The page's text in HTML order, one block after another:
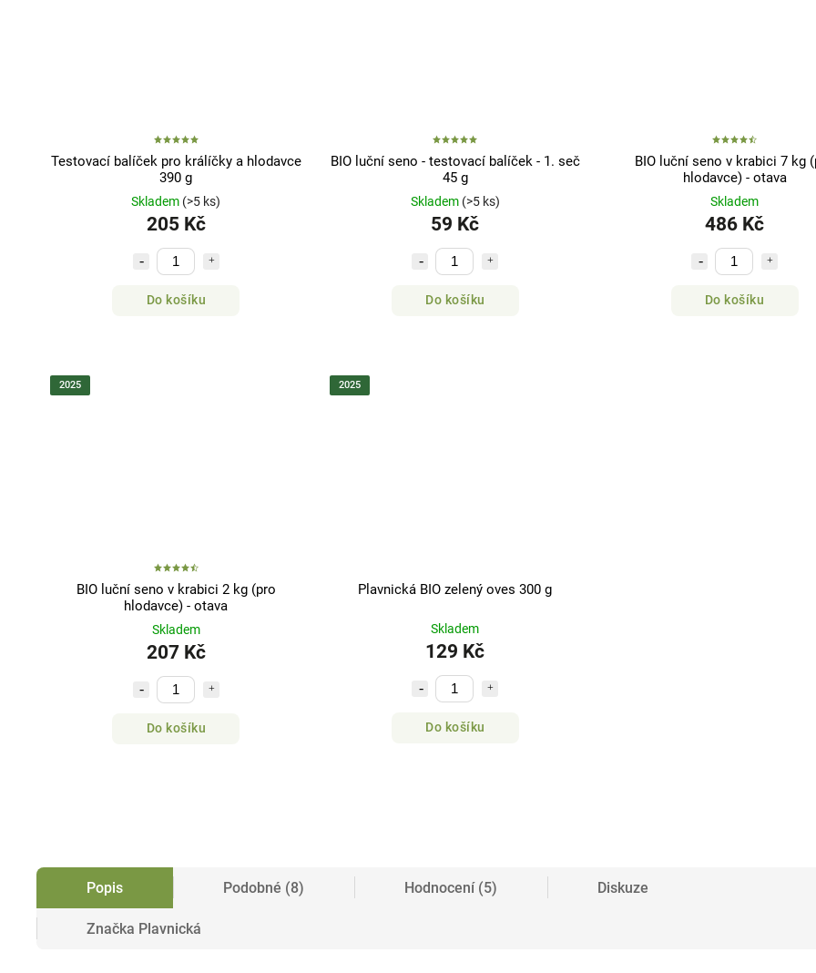
Testovací balíček pro králíčky a hlodavce
390 g
Skladem (>5 ks)
205 Kč
Do košíku
BIO luční seno - testovací balíček - 1. seč
45 g
Skladem (>5 ks)
59 Kč
Do košíku
BIO luční seno v krabici 7 kg
hlodavce) - otava
Skladem
486 Kč
Do košíku
2025
BIO luční seno v krabici 2 kg (pro
hlodavce) - otava
Skladem
207 Kč
Do košíku
2025
Plavnická BIO zelený oves 300 g
Skladem
129 Kč
Do košíku
Popis Podobné (8) Hodnocení (5) Diskuze
Značka Plavnická